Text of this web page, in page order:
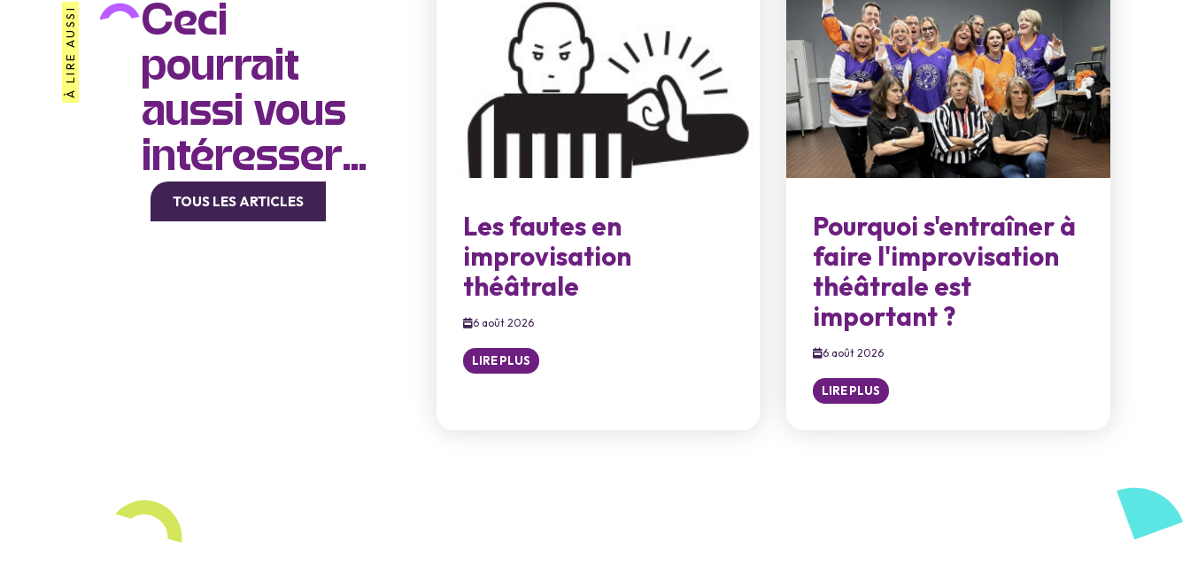
À LIRE AUSSI
Ceci
pourrait
aussi vous
intéresser...
TOUS LES ARTICLES
Les fautes en
improvisation
théâtrale
6 août 2026
LIRE PLUS
Pourquoi s'entraîner à
faire l'improvisation
théâtrale est
important ?
6 août 2026
LIRE PLUS